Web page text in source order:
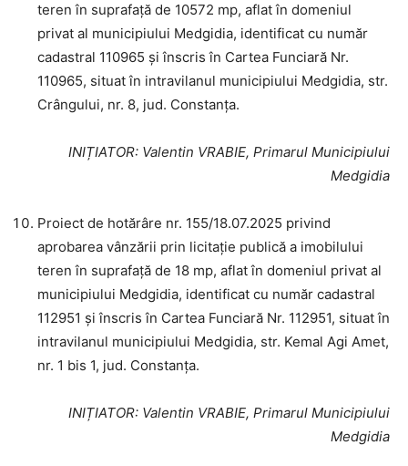
teren în suprafață de 10572 mp, aflat în domeniul
privat al municipiului Medgidia, identificat cu număr
cadastral 110965 și înscris în Cartea Funciară Nr.
110965, situat în intravilanul municipiului Medgidia, str.
Crângului, nr. 8, jud. Constanța.
INIȚIATOR: Valentin VRABIE, Primarul Municipiului
Medgidia
Proiect de hotărâre nr. 155/18.07.2025 privind
aprobarea vânzării prin licitație publică a imobilului
teren în suprafață de 18 mp, aflat în domeniul privat al
municipiului Medgidia, identificat cu număr cadastral
112951 și înscris în Cartea Funciară Nr. 112951, situat în
intravilanul municipiului Medgidia, str. Kemal Agi Amet,
nr. 1 bis 1, jud. Constanța.
INIȚIATOR: Valentin VRABIE, Primarul Municipiului
Medgidia